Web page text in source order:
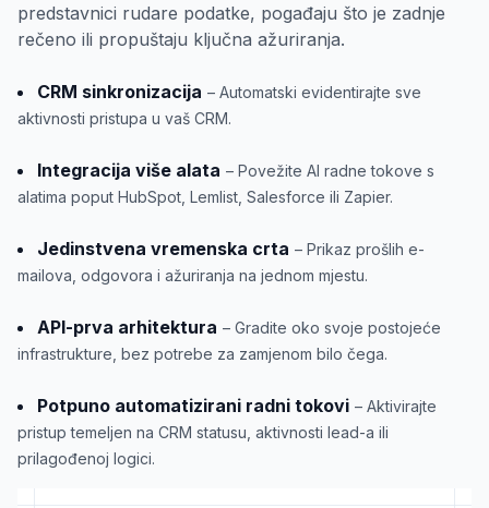
predstavnici rudare podatke, pogađaju što je zadnje
rečeno ili propuštaju ključna ažuriranja.
CRM sinkronizacija – Automatski evidentirajte sve
aktivnosti pristupa u vaš CRM.
Integracija više alata – Povežite AI radne tokove s
alatima poput HubSpot, Lemlist, Salesforce ili Zapier.
Jedinstvena vremenska crta – Prikaz prošlih e-
mailova, odgovora i ažuriranja na jednom mjestu.
API-prva arhitektura – Gradite oko svoje postojeće
infrastrukture, bez potrebe za zamjenom bilo čega.
Potpuno automatizirani radni tokovi – Aktivirajte
pristup temeljen na CRM statusu, aktivnosti lead-a ili
prilagođenoj logici.